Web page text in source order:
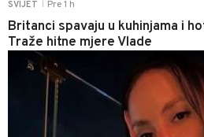
SVIJET Pre 1 h
Britanci spavaju u kuhinjama i
Traže hitne mjere Vlade